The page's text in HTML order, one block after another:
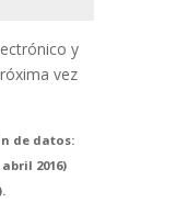
y
vez
de datos:
2016)